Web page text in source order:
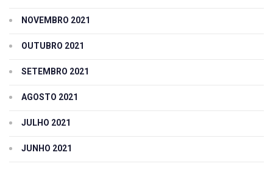
NOVEMBRO 2021
OUTUBRO 2021
SETEMBRO 2021
AGOSTO 2021
JULHO 2021
JUNHO 2021